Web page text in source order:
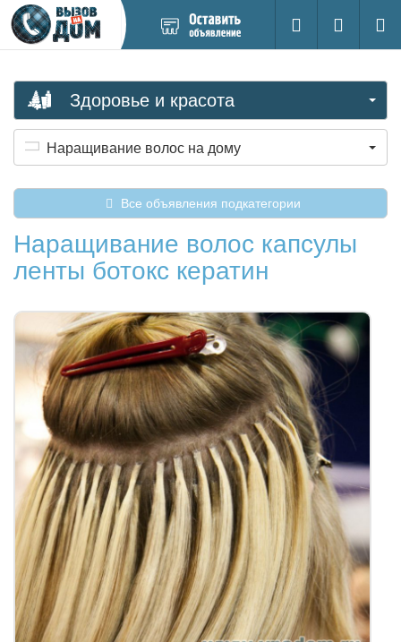
новое
Поиск
Вход на
Здоровье и красота
Наращивание волос на дому
Все объявления подкатегории
Наращивание волос капсулы
ленты ботокс кератин